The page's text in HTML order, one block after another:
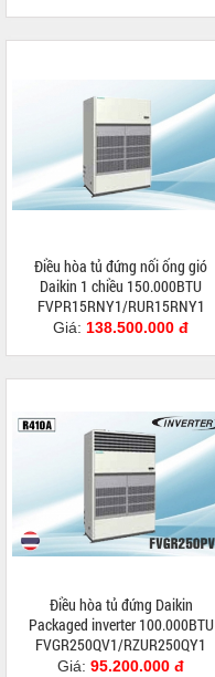
Điều hòa tủ đứng nối ống gió
Daikin 1 chiều 150.000BTU
FVPR15RNY1/RUR15RNY1
Giá: 138.500.000 đ
Điều hòa tủ đứng Daikin
Packaged inverter 100.000BTU
FVGR250QV1/RZUR250QY1
Giá: 95.200.000 đ